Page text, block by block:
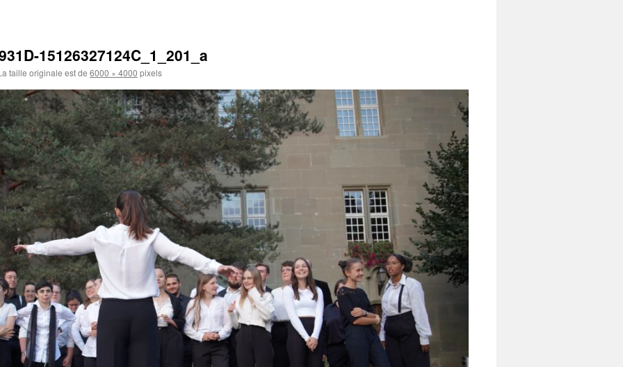
15126327124C_1_201_a
taille originale est de 6000 × 4000 pixels